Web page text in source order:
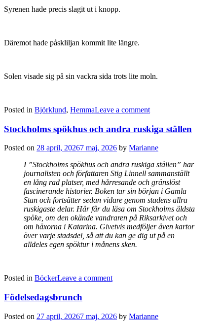
Syrenen hade precis slagit ut i knopp.
Däremot hade påskliljan kommit lite längre.
Solen visade sig på sin vackra sida trots lite moln.
Posted in Björklund, HemmaLeave a comment
Stockholms spökhus och andra ruskiga ställen
Posted on 28 april, 20267 maj, 2026 by Marianne
I ”Stockholms spökhus och andra ruskiga ställen” har
journalisten och författaren Stig Linnell sammanställt
en lång rad platser, med hårresande och gränslöst
fascinerande historier. Boken tar sin början i Gamla
Stan och fortsätter sedan vidare genom stadens allra
ruskigaste delar. Här får du läsa om Stockholms äldsta
spöke, om den okände vandraren på Riksarkivet och
om häxorna i Katarina. Givetvis medföljer även kartor
över varje stadsdel, så att du kan ge dig ut på en
alldeles egen spöktur i månens sken.
Posted in BöckerLeave a comment
Födelsedagsbrunch
Posted on 27 april, 20267 maj, 2026 by Marianne